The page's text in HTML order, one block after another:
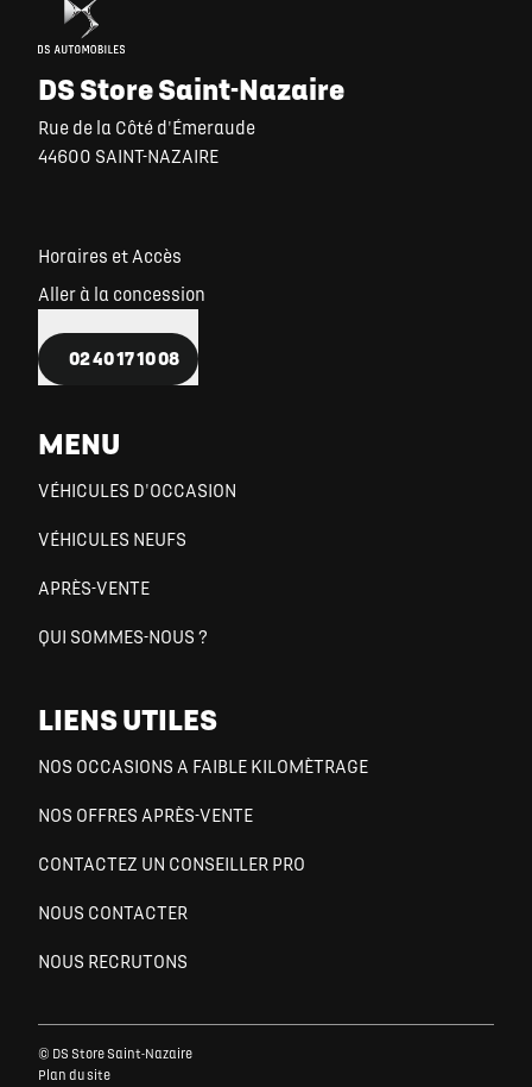
DS Store Saint-Nazaire
Rue de la Côté d'Émeraude
44600 SAINT-NAZAIRE
Horaires et Accès
Aller à la concession
02 40 17 10 08
MENU
VÉHICULES D'OCCASION
VÉHICULES NEUFS
APRÈS-VENTE
QUI SOMMES-NOUS ?
LIENS UTILES
NOS OCCASIONS A FAIBLE KILOMÈTRAGE
NOS OFFRES APRÈS-VENTE
CONTACTEZ UN CONSEILLER PRO
NOUS CONTACTER
NOUS RECRUTONS
© DS Store Saint-Nazaire
Plan du site